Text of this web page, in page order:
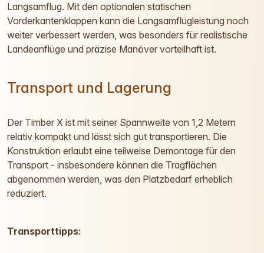
Langsamflug. Mit den optionalen statischen
Vorderkantenklappen kann die Langsamflugleistung noch
weiter verbessert werden, was besonders für realistische
Landeanflüge und präzise Manöver vorteilhaft ist.
Transport und Lagerung
Der Timber X ist mit seiner Spannweite von 1,2 Metern
relativ kompakt und lässt sich gut transportieren. Die
Konstruktion erlaubt eine teilweise Demontage für den
Transport - insbesondere können die Tragflächen
abgenommen werden, was den Platzbedarf erheblich
reduziert.
Transporttipps: